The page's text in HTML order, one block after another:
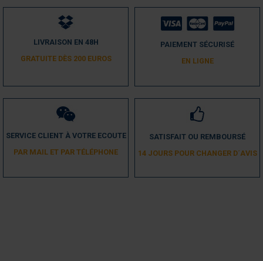
LIVRAISON EN 48H
GRATUITE DÈS 200 EUROS
PAIEMENT SÉCURISÉ
EN LIGNE
SERVICE CLIENT À VOTRE ECOUTE
PAR MAIL ET PAR TÉLÉPHONE
SATISFAIT OU REMBOURSÉ
14 JOURS POUR CHANGER D´AVIS